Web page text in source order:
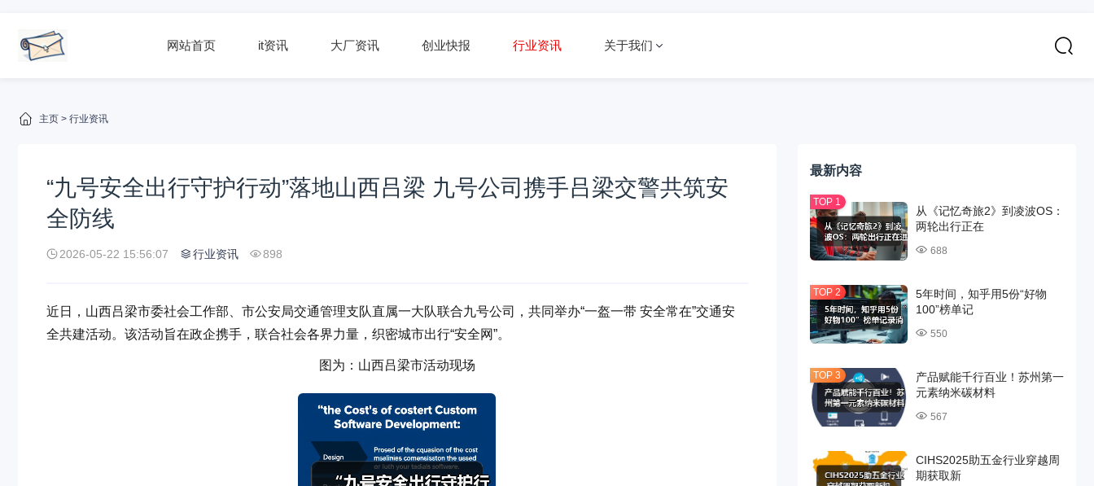
网站首页 it资讯 大厂资讯 创业快报 行业资讯 关于我们
主页 > 行业资讯
“九号安全出行守护行动”落地山西吕梁 九号公司携手吕梁交警共筑安
全防线
2026-05-22 15:56:07 行业资讯 898
近日，山西吕梁市委社会工作部、市公安局交通管理支队直属一大队联合九号公司，共同举办“一盔一带 安全常在”交通安
全共建活动。该活动旨在政企携手，联合社会各界力量，织密城市出行“安全网”。
图为：山西吕梁市活动现场
最新内容
从《记忆奇旅2》到凌波OS：
两轮出行正在
688
5年时间，知乎用5份“好物
100”榜单记
550
产品赋能千行百业！苏州第一
元素纳米碳材料
567
CIHS2025助五金行业穿越周
期获取新